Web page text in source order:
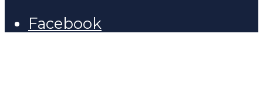
Facebook